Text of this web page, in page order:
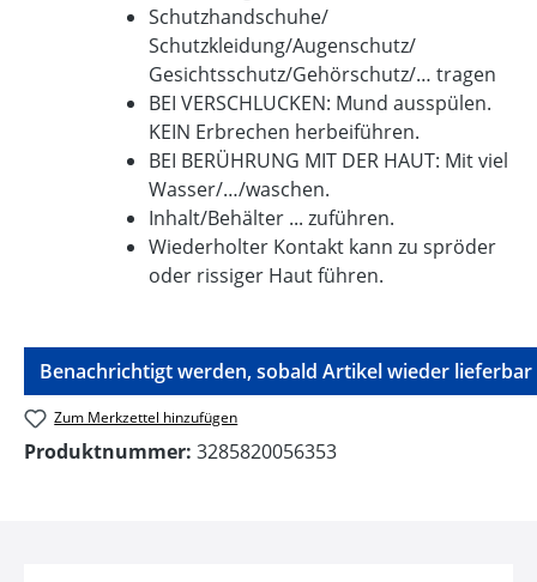
Schutzhandschuhe/
Schutzkleidung/Augenschutz/
Gesichtsschutz/Gehörschutz/… tragen
BEI VERSCHLUCKEN: Mund ausspülen.
KEIN Erbrechen herbeiführen.
BEI BERÜHRUNG MIT DER HAUT: Mit viel
Wasser/…/waschen.
Inhalt/Behälter ... zuführen.
Wiederholter Kontakt kann zu spröder
oder rissiger Haut führen.
Benachrichtigt werden, sobald Artikel wieder lieferbar
Zum Merkzettel hinzufügen
Produktnummer: 3285820056353